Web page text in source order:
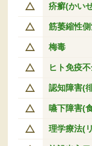
疥癬(かい
筋萎縮性
梅毒
ヒト免疫
認知障害(
嚥下障害(
理学療法(